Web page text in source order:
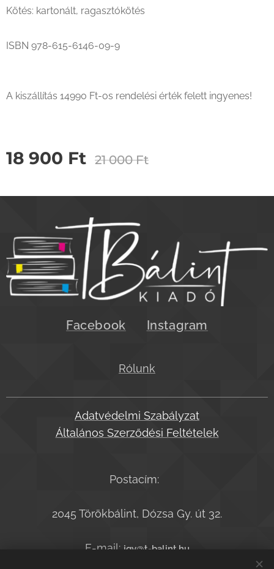
Kötés: kartonált, ragasztókötés
ISBN 978-615-6146-09-9
A kiszállítás 14990 Ft-os rendelési érték felett ingyenes!
18 900 Ft 21 000Ft
Facebook Instagram
Rólunk
Adatvédelmi Szabályzat
Általános Szerződési Feltételek
Postacím:
2045 Törökbálint, Dózsa Gy. út 32.
E-mail: jgy@t-balint.hu